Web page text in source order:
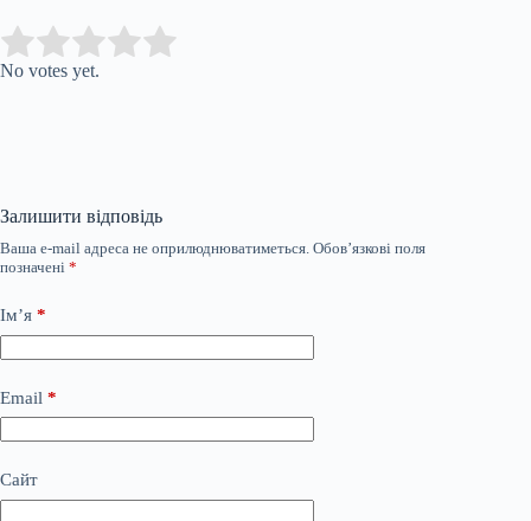
Rate this item:
No votes yet.
Залишити відповідь
Ваша e-mail адреса не оприлюднюватиметься. Обов’язкові поля
позначені *
Ім’я *
Email *
Сайт